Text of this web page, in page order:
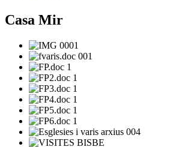
Casa Mir